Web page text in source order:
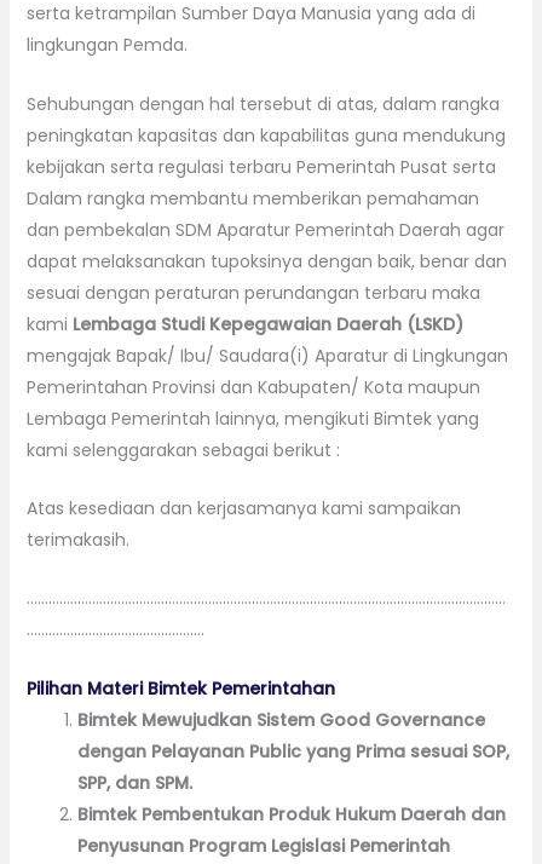
serta ketrampilan Sumber Daya Manusia yang ada di
lingkungan Pemda.
Sehubungan dengan hal tersebut di atas, dalam rangka
peningkatan kapasitas dan kapabilitas guna mendukung
kebijakan serta regulasi terbaru Pemerintah Pusat serta
Dalam rangka membantu memberikan pemahaman
dan pembekalan SDM Aparatur Pemerintah Daerah agar
dapat melaksanakan tupoksinya dengan baik, benar dan
sesuai dengan peraturan perundangan terbaru maka
kami Lembaga Studi Kepegawaian Daerah (LSKD)
mengajak Bapak/ Ibu/ Saudara(i) Aparatur di Lingkungan
Pemerintahan Provinsi dan Kabupaten/ Kota maupun
Lembaga Pemerintah lainnya, mengikuti Bimtek yang
kami selenggarakan sebagai berikut :
Atas kesediaan dan kerjasamanya kami sampaikan
terimakasih.
……………………………………………………………………………………………………………………
………………………………………….
Pilihan Materi Bimtek Pemerintahan
Bimtek Mewujudkan Sistem Good Governance
dengan Pelayanan Public yang Prima sesuai SOP,
SPP, dan SPM.
Bimtek Pembentukan Produk Hukum Daerah dan
Penyusunan Program Legislasi Pemerintah